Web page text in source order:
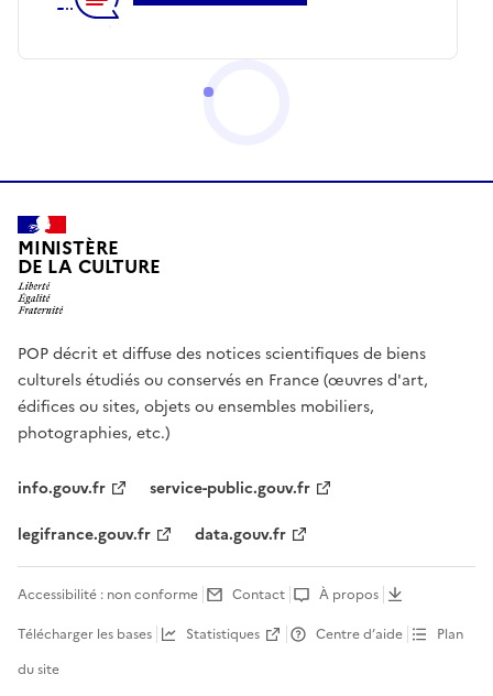
MINISTÈRE
DE LA CULTURE
POP décrit et diffuse des notices scientifiques de biens
culturels étudiés ou conservés en France (œuvres d'art,
édifices ou sites, objets ou ensembles mobiliers,
photographies, etc.)
info.gouv.fr
service-public.gouv.fr
legifrance.gouv.fr
data.gouv.fr
Accessibilité : non conforme Contact
À propos
Télécharger les bases
Statistiques Centre d’aide
Plan
du site